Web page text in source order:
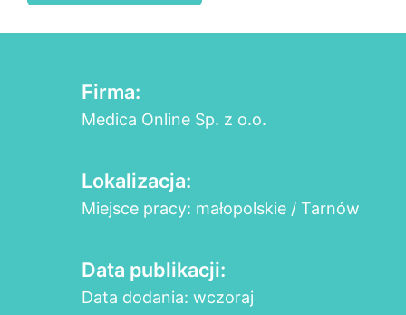
Firma:
Medica Online Sp. z o.o.
Lokalizacja:
Miejsce pracy: małopolskie / Tarnów
Data publikacji:
Data dodania: wczoraj